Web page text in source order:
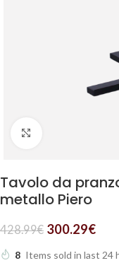
Tavolo da
metallo Piero
428.99€ 300.29€
8 Items sold in last 24